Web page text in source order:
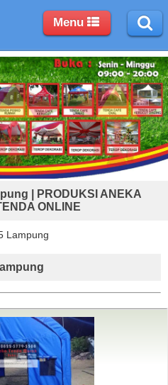
| PRODUKSI ANEKA
ONLINE
Lampung
Menu